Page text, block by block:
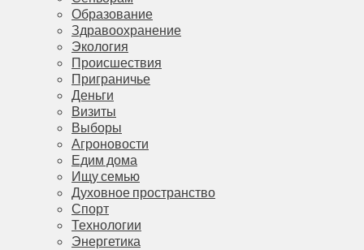
Образование
Здравоохранение
Экология
Происшествия
Приграничье
Деньги
Визиты
Выборы
Агроновости
Едим дома
Ищу семью
Духовное пространство
Спорт
Технологии
Энергетика